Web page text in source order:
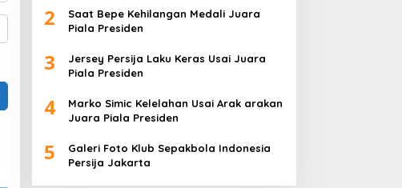
2
Saat Bepe Kehilangan Medali Juara
Piala Presiden
3
Jersey Persija Laku Keras Usai Juara
Piala Presiden
4
Marko Simic Kelelahan Usai Arak arakan
Juara Piala Presiden
5
Galeri Foto Klub Sepakbola Indonesia
Persija Jakarta